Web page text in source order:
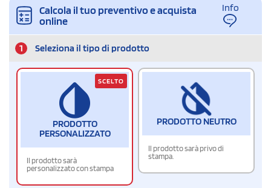
Calcola il tuo preventivo e acquista
online
Info
1 Seleziona il tipo di prodotto
PRODOTTO
PERSONALIZZATO
Il prodotto sarà
personalizzato con stampa
SCELTO
PRODOTTO NEUTRO
Il prodotto sarà privo di
stampa.